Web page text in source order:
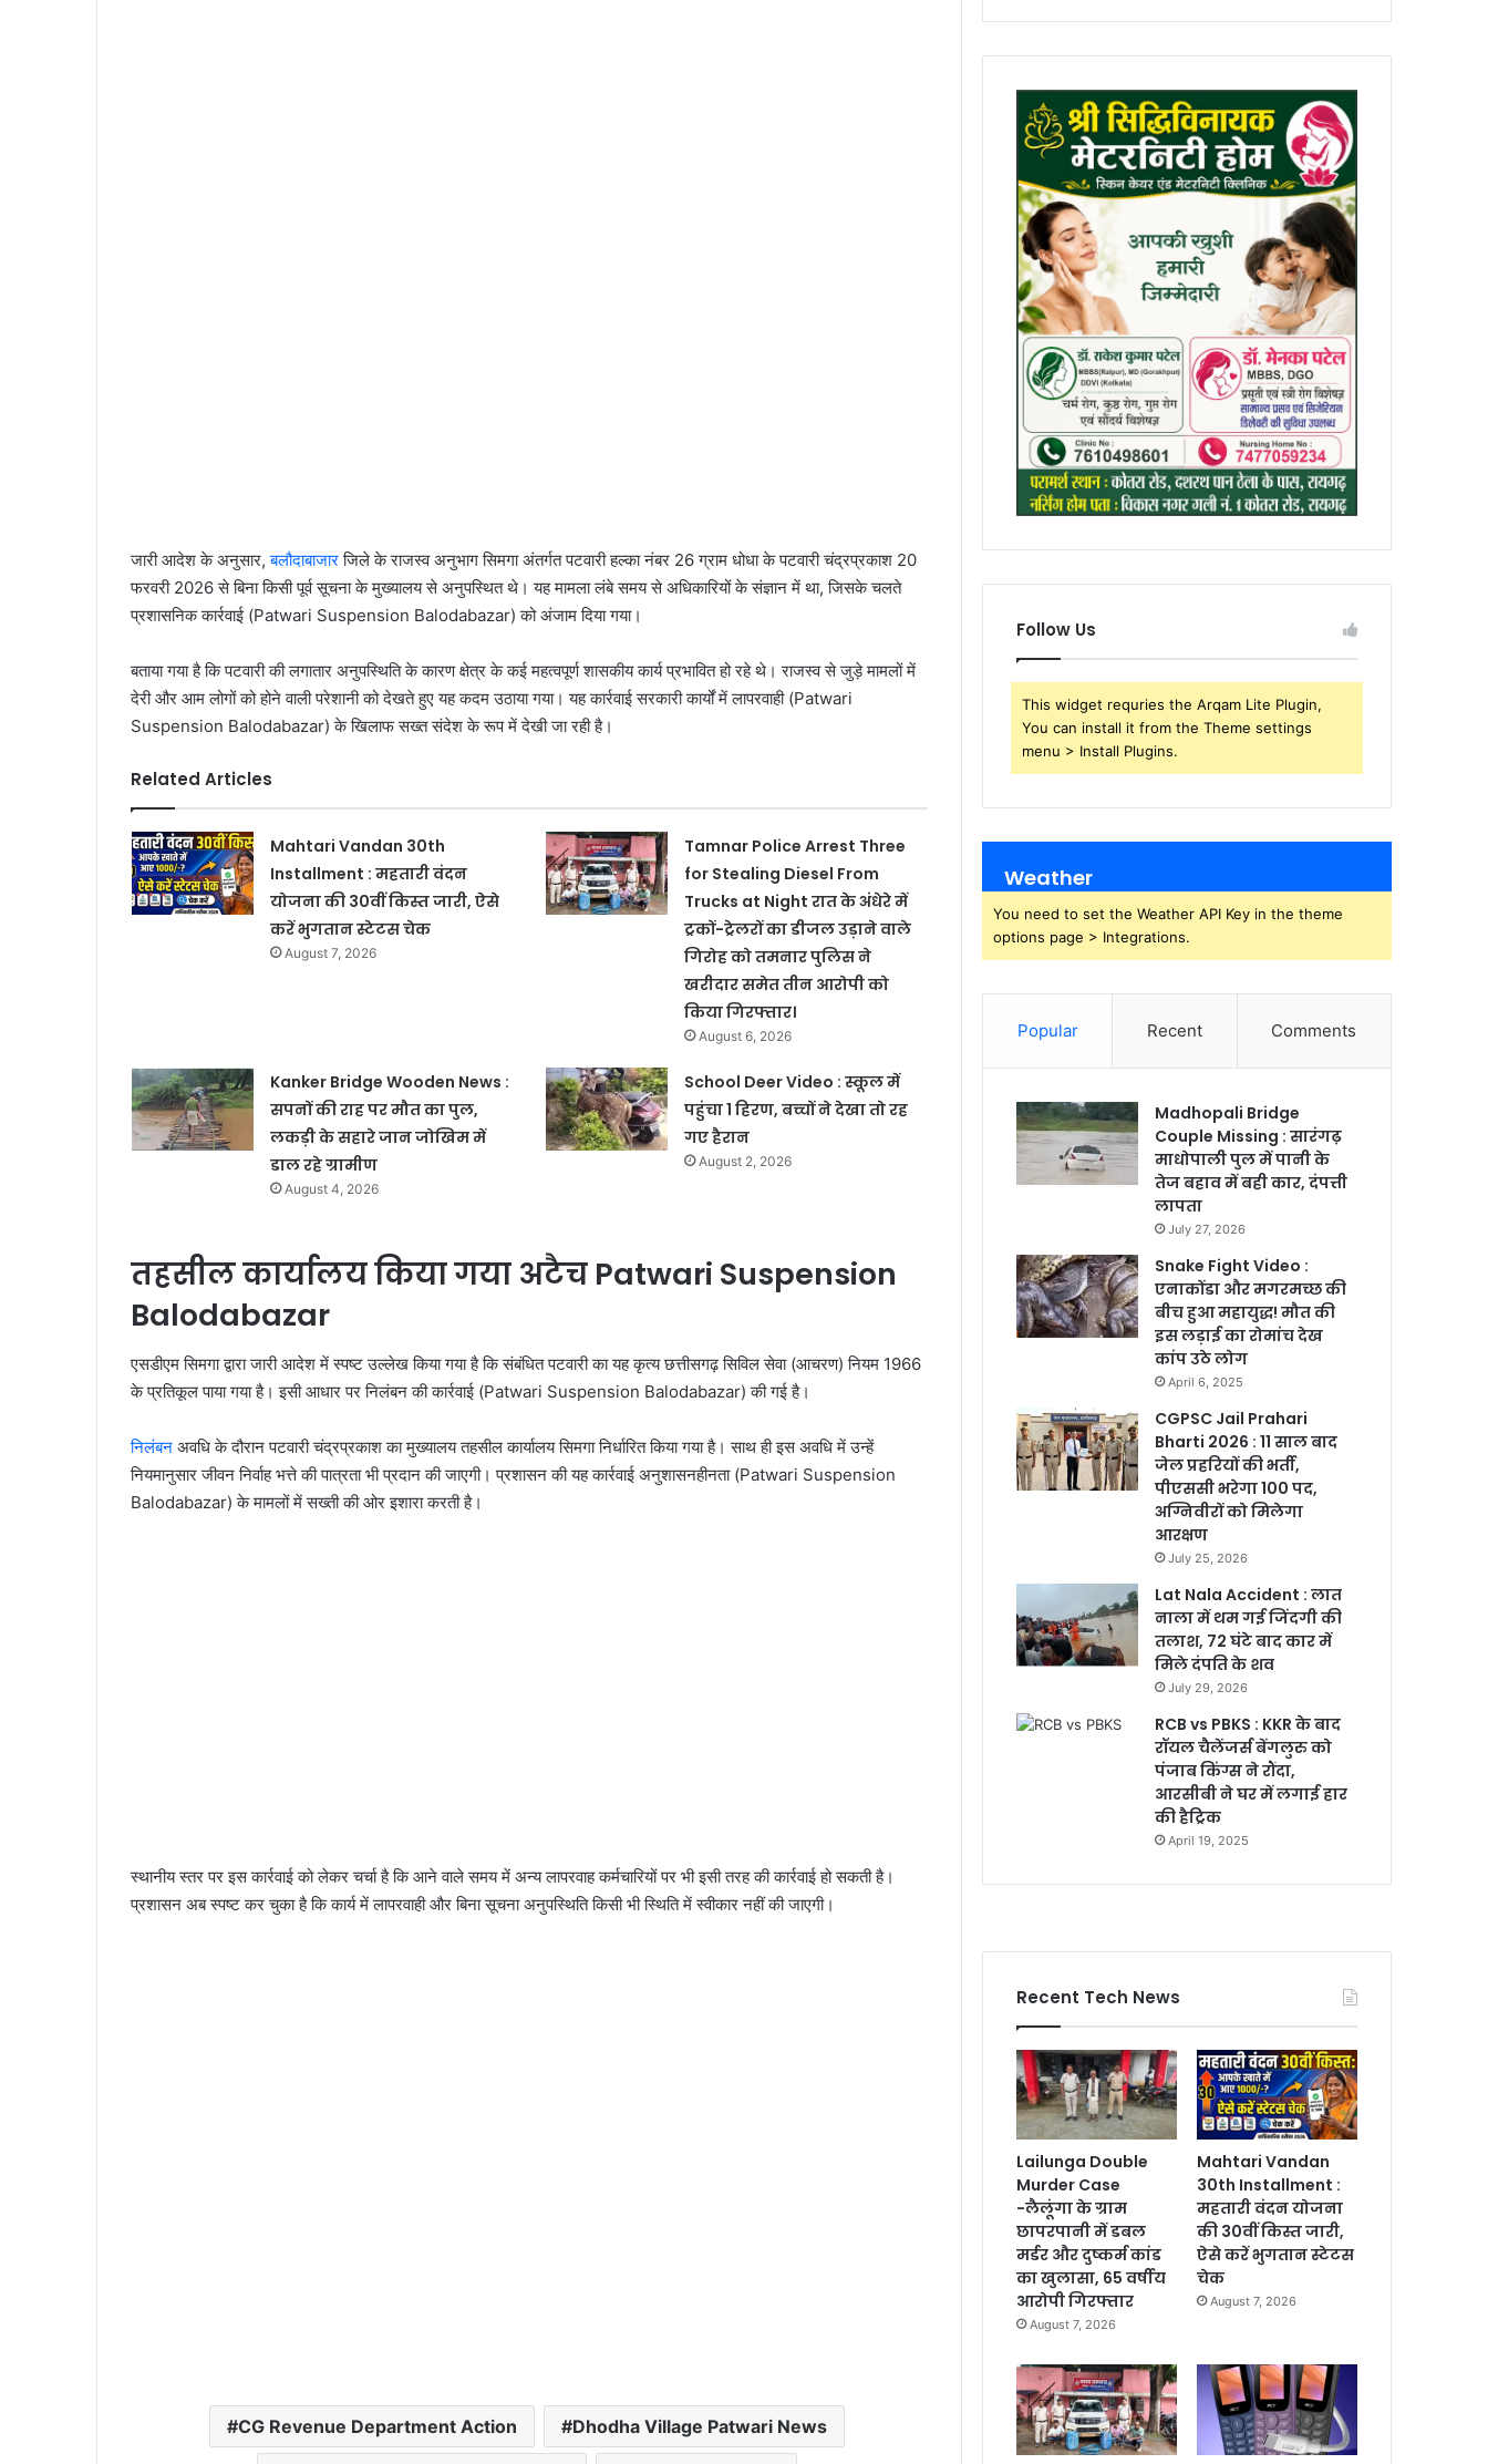
जारी आदेश के अनुसार,बलौदाबाजारजिले के राजस्व अनुभाग सिमगा अंतर्गत पटवारी हल्का नंबर 26 ग्राम धोधा के पटवारी चंद्रप्रकाश 20
फरवरी 2026 से बिना किसी पूर्व सूचना के मुख्यालय से अनुपस्थित थे। यह मामला लंबे समय से अधिकारियों के संज्ञान में था, जिसके चलते
प्रशासनिक कार्रवाई (Patwari Suspension Balodabazar) को अंजाम दिया गया।
बताया गया है कि पटवारी की लगातार अनुपस्थिति के कारण क्षेत्र के कई महत्वपूर्ण शासकीय कार्य प्रभावित हो रहे थे। राजस्व से जुड़े मामलों में
देरी और आम लोगों को होने वाली परेशानी को देखते हुए यह कदम उठाया गया। यह कार्रवाई सरकारी कार्यों में लापरवाही (Patwari
Suspension Balodabazar) के खिलाफ सख्त संदेश के रूप में देखी जा रही है।
Related Articles
Mahtari Vandan 30th
Installment : महतारी वंदन
योजना की 30वीं किस्त जारी, ऐसे
करें भुगतान स्टेटस चेक
August 7, 2026
Tamnar Police Arrest Three
for Stealing Diesel From
Trucks at Night रात के अंधेरे में
ट्रकों-ट्रेलरों का डीजल उड़ाने वाले
गिरोह को तमनार पुलिस ने
खरीदार समेत तीन आरोपी को
किया गिरफ्तार।
August 6, 2026
Kanker Bridge Wooden News :
सपनों की राह पर मौत का पुल,
लकड़ी के सहारे जान जोखिम में
डाल रहे ग्रामीण
August 4, 2026
School Deer Video : स्कूल में
पहुंचा 1 हिरण, बच्चों ने देखा तो रह
गए हैरान
August 2, 2026
तहसील कार्यालय किया गया अटैच Patwari Suspension
Balodabazar
एसडीएम सिमगा द्वारा जारी आदेश में स्पष्ट उल्लेख किया गया है कि संबंधित पटवारी का यह कृत्य छत्तीसगढ़ सिविल सेवा (आचरण) नियम 1966
के प्रतिकूल पाया गया है। इसी आधार पर निलंबन की कार्रवाई (Patwari Suspension Balodabazar) की गई है।
निलंबन अवधि के दौरान पटवारी चंद्रप्रकाश का मुख्यालय तहसील कार्यालय सिमगा निर्धारित किया गया है। साथ ही इस अवधि में उन्हें
नियमानुसार जीवन निर्वाह भत्ते की पात्रता भी प्रदान की जाएगी। प्रशासन की यह कार्रवाई अनुशासनहीनता (Patwari Suspension
Balodabazar) के मामलों में सख्ती की ओर इशारा करती है।
स्थानीय स्तर पर इस कार्रवाई को लेकर चर्चा है कि आने वाले समय में अन्य लापरवाह कर्मचारियों पर भी इसी तरह की कार्रवाई हो सकती है।
प्रशासन अब स्पष्ट कर चुका है कि कार्य में लापरवाही और बिना सूचना अनुपस्थिति किसी भी स्थिति में स्वीकार नहीं की जाएगी।
CG Revenue Department Action Dhodha Village Patwari News
Follow Us
This widget requries the Arqam Lite Plugin,
You can install it from the Theme settings
menu > Install Plugins.
Weather
You need to set the Weather API Key in the theme
options page > Integrations.
Popular Recent Comments
Madhopali Bridge
Couple Missing : सारंगढ़
माधोपाली पुल में पानी के
तेज बहाव में बही कार, दंपत्ती
लापता
July 27, 2026
Snake Fight Video :
एनाकोंडा और मगरमच्छ की
बीच हुआ महायुद्ध! मौत की
इस लड़ाई का रोमांच देख
कांप उठे लोग
April 6, 2025
CGPSC Jail Prahari
Bharti 2026 : 11 साल बाद
जेल प्रहरियों की भर्ती,
पीएससी भरेगा 100 पद,
अग्निवीरों को मिलेगा
आरक्षण
July 25, 2026
Lat Nala Accident : लात
नाला में थम गई जिंदगी की
तलाश, 72 घंटे बाद कार में
मिले दंपति के शव
July 29, 2026
RCB vs PBKS : KKR के बाद
रॉयल चैलेंजर्स बेंगलुरु को
पंजाब किंग्स ने रौंदा,
आरसीबी ने घर में लगाई हार
की हैट्रिक
April 19, 2025
Recent Tech News
Lailunga Double
Murder Case
-लैलूंगा के ग्राम
छापरपानी में डबल
मर्डर और दुष्कर्म कांड
का खुलासा, 65 वर्षीय
आरोपी गिरफ्तार
August 7, 2026
Mahtari Vandan
30th Installment :
महतारी वंदन योजना
की 30वीं किस्त जारी,
ऐसे करें भुगतान स्टेटस
चेक
August 7, 2026